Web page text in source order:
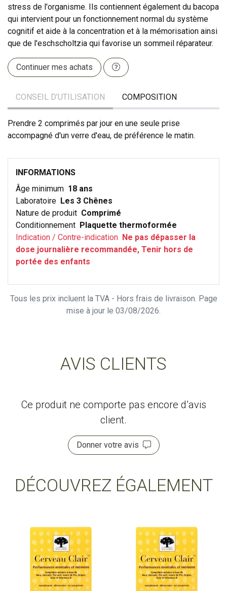
stress de l'organisme. Ils contiennent également du bacopa
qui intervient pour un fonctionnement normal du système
cognitif et aide à la concentration et à la mémorisation ainsi
que de l'eschscholtzia qui favorise un sommeil réparateur.
Continuer mes achats
CONSEIL D’UTILISATION COMPOSITION
Prendre 2 comprimés par jour en une seule prise
accompagné d'un verre d'eau, de préférence le matin.
INFORMATIONS
Âge minimum 18 ans
Laboratoire Les 3 Chênes
Nature de produit Comprimé
Conditionnement Plaquette thermoformée
Indication / Contre-indication Ne pas dépasser la
dose journalière recommandée, Tenir hors de
portée des enfants
Tous les prix incluent la TVA - Hors frais de livraison. Page
mise à jour le 03/08/2026.
AVIS CLIENTS
Ce produit ne comporte pas encore d’avis
client.
Donner votre avis
DÉCOUVREZ ÉGALEMENT